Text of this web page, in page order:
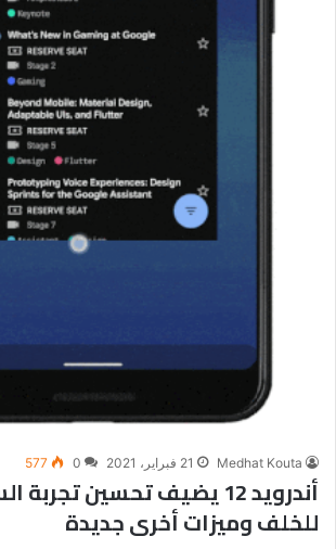
Medhat Kouta 21 فبراير، 2021 0
577
أندرويد 12 يضيف تحسين
للخلف وميزات أخرى جديدة